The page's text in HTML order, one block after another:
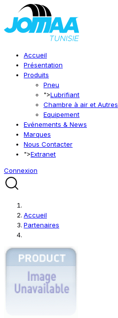
Accueil
Présentation
Produits
Pneu
">Lubrifiant
Chambre à air et Autres
Equipement
Evénements & News
Marques
Nous Contacter
">Extranet
Connexion
Accueil
Partenaires